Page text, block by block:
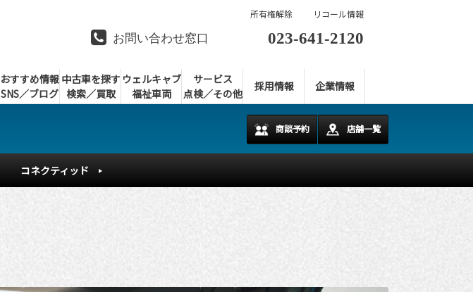
お問い合わせ窓口 023-641-2120
おすすめ情報
SNS／ブログ
中古車を探す
検索／買取
ウェルキャブ
福祉車両
サービス
点検／その他
採用情報 企業情報
所有権解除 リコール情報
商談予約 店舗一覧
コネクティッド